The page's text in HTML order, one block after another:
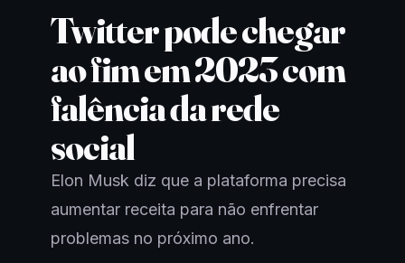
Twitter pode chegar
ao fim em 2023 com
falência da rede
social
Elon Musk diz que a plataforma precisa
aumentar receita para não enfrentar
problemas no próximo ano.